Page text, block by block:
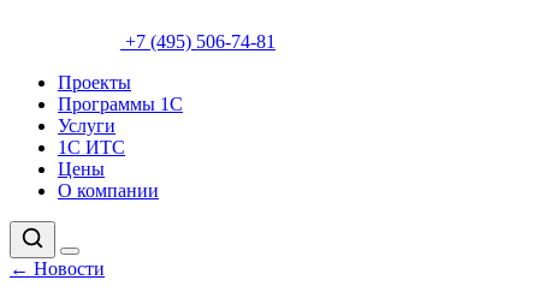
+7 (495) 506-74-81
Проекты
Программы 1С
Услуги
1С ИТС
Цены
О компании
← Новости